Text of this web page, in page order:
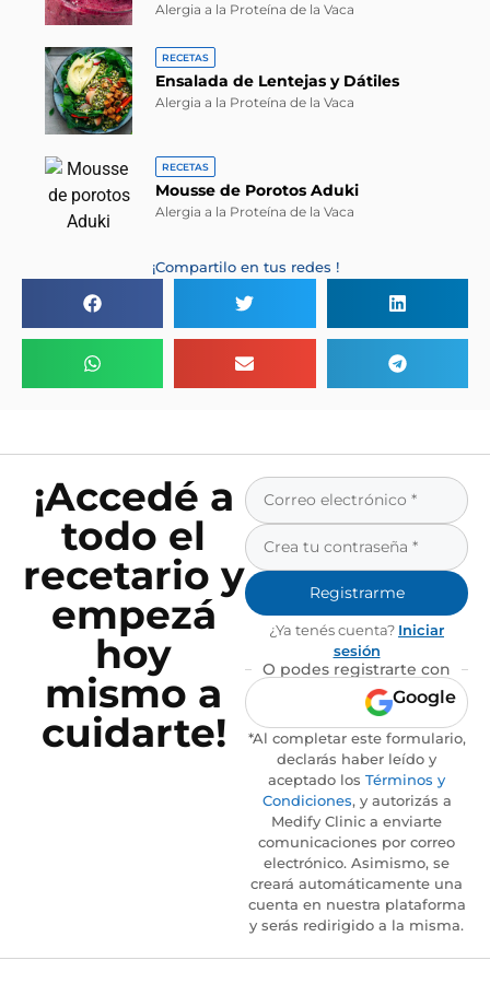
Alergia a la Proteína de la Vaca
RECETAS
Ensalada de Lentejas y Dátiles
Alergia a la Proteína de la Vaca
RECETAS
Mousse de Porotos Aduki
Alergia a la Proteína de la Vaca
¡Compartilo en tus redes !
¡Accedé a
todo el
recetario y
empezá
hoy
mismo a
cuidarte!
Registrarme
¿Ya tenés cuenta? Iniciar
sesión
O podes registrarte con
Google
*Al completar este formulario,
declarás haber leído y
aceptado los Términos y
Condiciones, y autorizás a
Medify Clinic a enviarte
comunicaciones por correo
electrónico. Asimismo, se
creará automáticamente una
cuenta en nuestra plataforma
y serás redirigido a la misma.